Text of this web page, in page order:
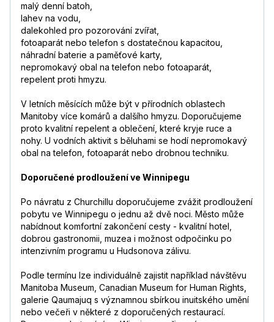
malý denní batoh,
lahev na vodu,
dalekohled pro pozorování zvířat,
fotoaparát nebo telefon s dostatečnou kapacitou,
náhradní baterie a paměťové karty,
nepromokavý obal na telefon nebo fotoaparát,
repelent proti hmyzu.
V letních měsících může být v přírodních oblastech
Manitoby více komárů a dalšího hmyzu. Doporučujeme
proto kvalitní repelent a oblečení, které kryje ruce a
nohy. U vodních aktivit s běluhami se hodí nepromokavý
obal na telefon, fotoaparát nebo drobnou techniku.
Doporučené prodloužení ve Winnipegu
Po návratu z Churchillu doporučujeme zvážit prodloužení
pobytu ve Winnipegu o jednu až dvě noci. Město může
nabídnout komfortní zakončení cesty - kvalitní hotel,
dobrou gastronomii, muzea i možnost odpočinku po
intenzivním programu u Hudsonova zálivu.
Podle termínu lze individuálně zajistit například návštěvu
Manitoba Museum, Canadian Museum for Human Rights,
galerie Qaumajuq s významnou sbírkou inuitského umění
nebo večeři v některé z doporučených restaurací.